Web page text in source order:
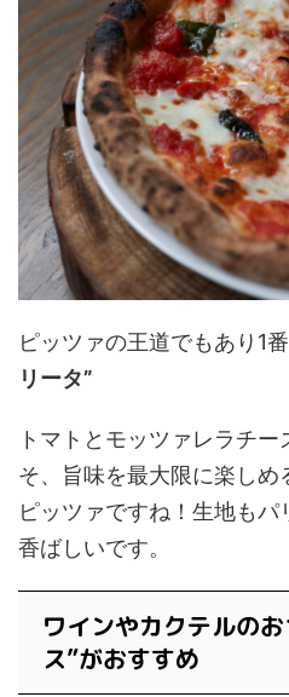
ピッツァの王道でもあり1
リータ”
トマトとモッツァレラチー
そ、旨味を最大限に楽しめ
ピッツァですね！生地も
香ばしいです。
ワインやカクテルの
ス”がおすすめ